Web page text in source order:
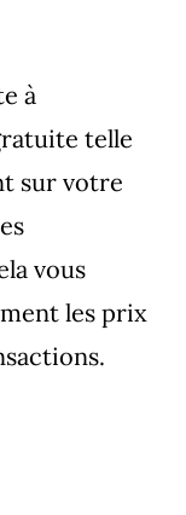
à
telle
sur votre
vous
les prix